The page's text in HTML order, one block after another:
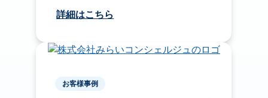
詳細はこちら
お客様事例